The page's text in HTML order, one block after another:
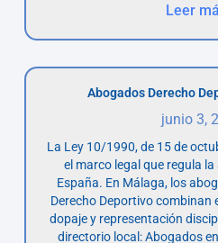
Leer
Abogados Derecho
junio 3,
La Ley 10/1990, de 15 de
el marco legal que regula
España. En Málaga, los
Derecho Deportivo combinan
dopaje y representación
directorio local: Abogados